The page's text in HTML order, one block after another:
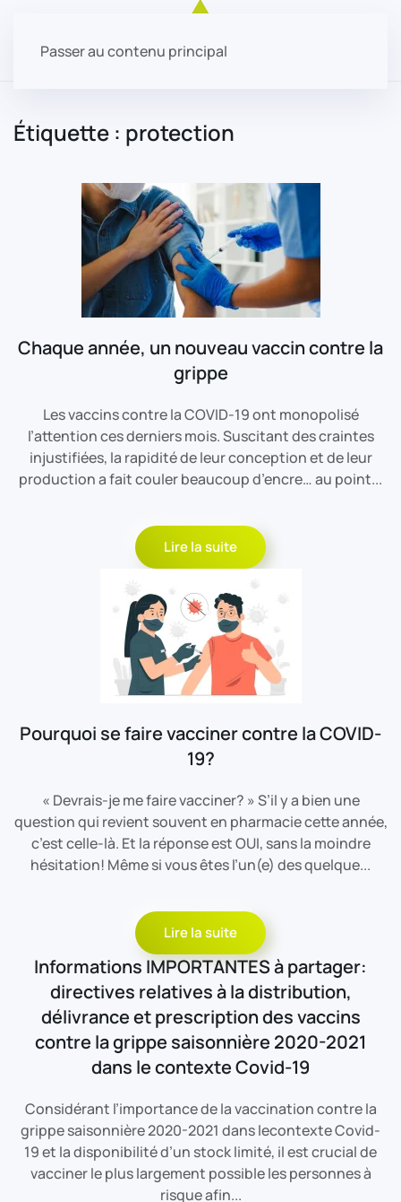
Passer au contenu principal
Étiquette : protection
Chaque année, un nouveau vaccin contre la
grippe
Les vaccins contre la COVID-19 ont monopolisé
l’attention ces derniers mois. Suscitant des craintes
injustifiées, la rapidité de leur conception et de leur
production a fait couler beaucoup d’encre… au point...
Lire la suite
Pourquoi se faire vacciner contre la COVID-
19?
« Devrais-je me faire vacciner? » S’il y a bien une
question qui revient souvent en pharmacie cette année,
c’est celle-là. Et la réponse est OUI, sans la moindre
hésitation! Même si vous êtes l’un(e) des quelque...
Lire la suite
Informations IMPORTANTES à partager:
directives relatives à la distribution,
délivrance et prescription des vaccins
contre la grippe saisonnière 2020-2021
dans le contexte Covid-19
Considérant l’importance de la vaccination contre la
grippe saisonnière 2020-2021 dans lecontexte Covid-
19 et la disponibilité d’un stock limité, il est crucial de
vacciner le plus largement possible les personnes à
risque afin...